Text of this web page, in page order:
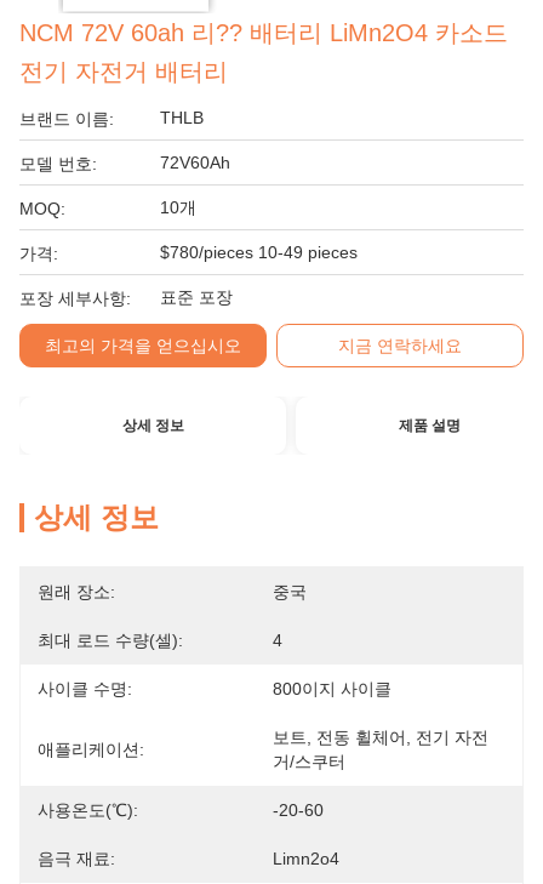
NCM 72V 60ah 리?? 배터리 LiMn2O4 카소드
전기 자전거 배터리
브랜드 이름: THLB
모델 번호: 72V60Ah
MOQ: 10개
가격: $780/pieces 10-49 pieces
포장 세부사항: 표준 포장
최고의 가격을 얻으십시오 지금 연락하세요
상세 정보 제품 설명
상세 정보
원래 장소: 중국
최대 로드 수량(셀): 4
사이클 수명: 800이지 사이클
애플리케이션:
보트, 전동 휠체어, 전기 자전
거/스쿠터
사용온도(℃): -20-60
음극 재료: Limn2o4